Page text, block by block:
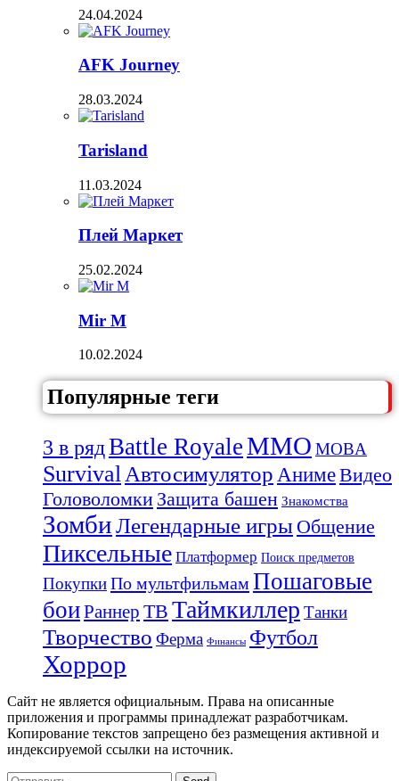
24.04.2024
AFK Journey
28.03.2024
Tarisland
11.03.2024
Плей Маркет
25.02.2024
Mir M
10.02.2024
Популярные теги
3 в рядBattle RoyaleMMO MOBA
Survival АвтосимуляторАнимеВидео
Головоломки Защита башен Знакомства
ЗомбиЛегендарные игры Общение
Пиксельные Платформер Поиск предметов
ПокупкиПо мультфильмам Пошаговые
боиРаннер ТВ Таймкиллер Танки
Творчество Ферма Финансы Футбол
Хоррор
Сайт не является официальным. Права на описанные
приложения и программы принадлежат разработчикам.
Копирование текстов запрещено без размещения активной и
индексируемой ссылки на источник.